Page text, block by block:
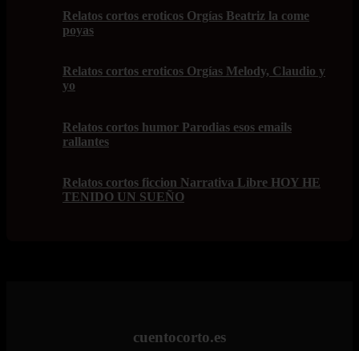
Relatos cortos eroticos Orgías Beatriz la come
poyas
Relatos cortos eroticos Orgías Melody, Claudio y
yo
Relatos cortos humor Parodias esos emails
rallantes
Relatos cortos ficcion Narrativa Libre HOY HE
TENIDO UN SUEÑO
cuentocorto.es